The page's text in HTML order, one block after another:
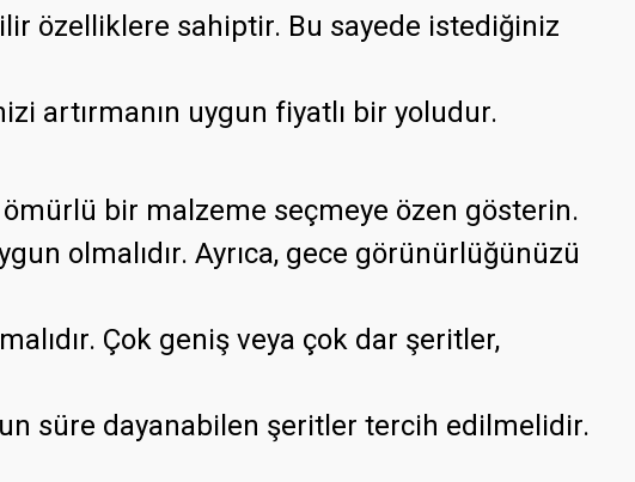
özelliklere sahiptir. Bu sayede istediğiniz
artırmanın uygun fiyatlı bir yoludur.
ömürlü bir malzeme seçmeye özen gösterin.
olmalıdır. Ayrıca, gece görünürlüğünüzü
Çok geniş veya çok dar şeritler,
süre dayanabilen şeritler tercih edilmelidir.